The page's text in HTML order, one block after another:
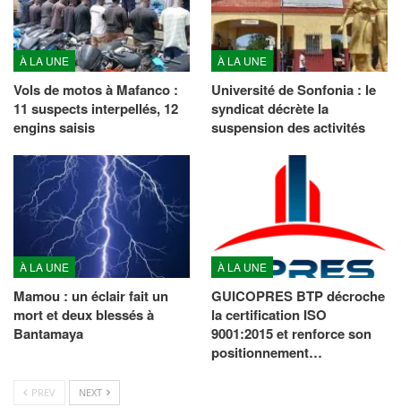
À LA UNE
Vols de motos à Mafanco :
11 suspects interpellés, 12
engins saisis
À LA UNE
Université de Sonfonia : le
syndicat décrète la
suspension des activités
À LA UNE
Mamou : un éclair fait un
mort et deux blessés à
Bantamaya
À LA UNE
GUICOPRES BTP décroche
la certification ISO
9001:2015 et renforce son
positionnement…
PREV NEXT